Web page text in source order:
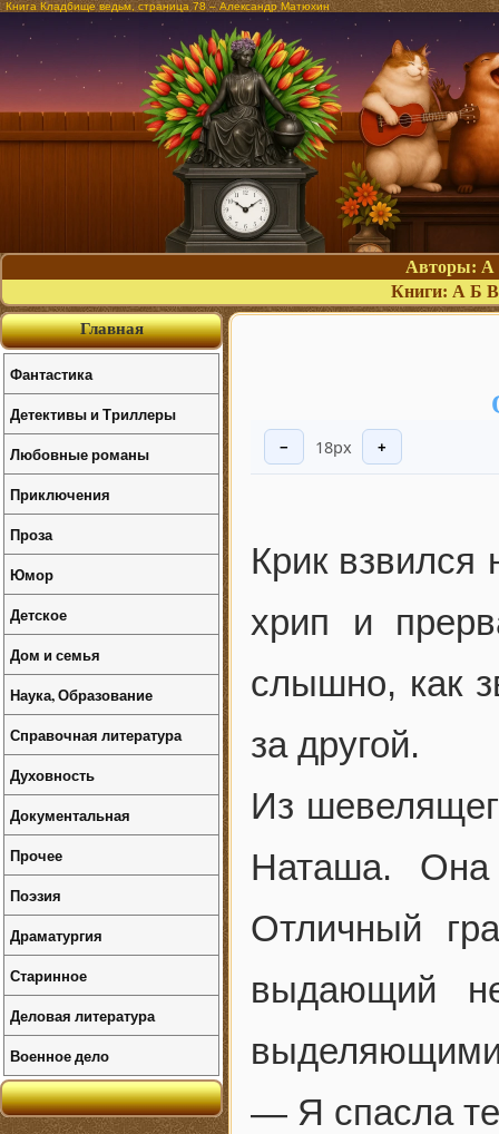
Книга Кладбище ведьм, страница 78 – Александр Матюхин
Авторы: А
Книги: А Б В
− 18px +
Крик взвился
хрип и
слышно, как
за другой.
Из
Наташа.
Отличный
выдающий
— Я спасла
Главная
Фантастика
Детективы и Триллеры
Любовные романы
Приключения
Проза
Юмор
Детское
Дом и семья
Наука, Образование
Справочная литература
Духовность
Документальная
Прочее
Поэзия
Драматургия
Старинное
Деловая литература
Военное дело